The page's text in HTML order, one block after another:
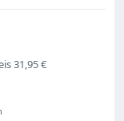
31,95 €